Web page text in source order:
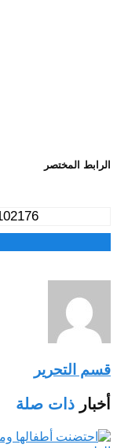
الرابط المختصر
قسم التحرير
أخبار ذات صلة